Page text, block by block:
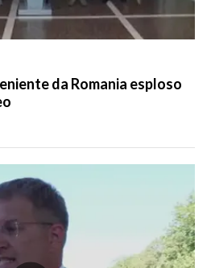
da Romania esploso